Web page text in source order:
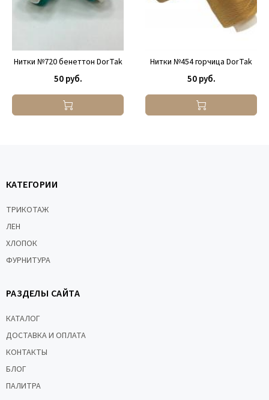
Нитки №720 бенеттон DorTak
50 руб.
Нитки №454 горчица DorTak
50 руб.
КАТЕГОРИИ
ТРИКОТАЖ
ЛЕН
ХЛОПОК
ФУРНИТУРА
РАЗДЕЛЫ САЙТА
КАТАЛОГ
ДОСТАВКА И ОПЛАТА
КОНТАКТЫ
БЛОГ
ПАЛИТРА